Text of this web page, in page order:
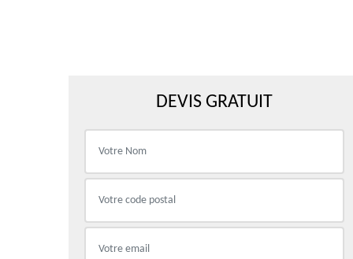
DEVIS GRATUIT